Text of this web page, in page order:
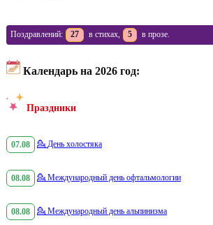
Поздравлений: 27 в стихах, 5 в прозе.
Календарь на 2026 год:
Праздники
07.08 💁 День холостяка
08.08 💁 Международный день офтальмологии
08.08 💁 Международный день альпинизма